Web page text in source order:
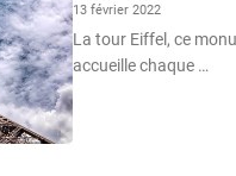
13 février 2022
La tour Eiffel, ce
accueille chaque …